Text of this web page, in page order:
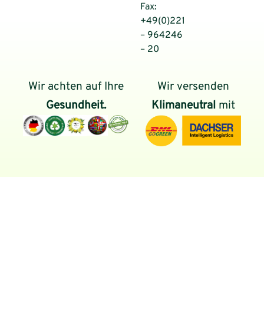
Fax:
+49(0)221
– 964246
– 20
Wir achten auf Ihre
Gesundheit.
Wir versenden
Klimaneutral mit